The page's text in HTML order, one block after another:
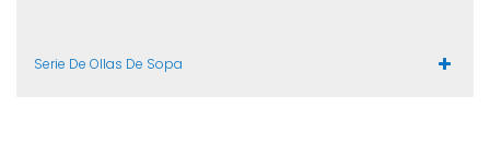
Serie De Ollas De Sopa